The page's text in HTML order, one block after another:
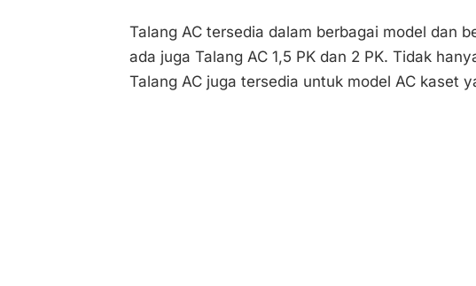
Talang AC tersedia dalam berbagai model dan
ada juga Talang AC 1,5 PK dan 2 PK. Tidak
Talang AC juga tersedia untuk model AC kaset